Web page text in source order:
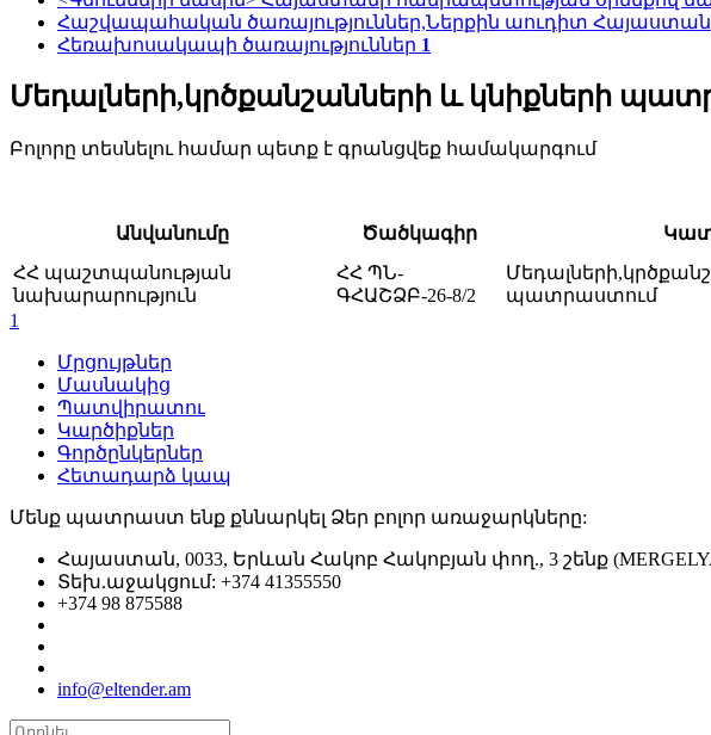
Հաշվապահական ծառայություններ,Ներքին աուդիտ
Հեռախոսակապի ծառայություններ 1
Մեդալների,կրծքանշանների և կնիքների
Բոլորը տեսնելու համար պետք է գրանցվեք համակարգում
Անվանումը Ծածկագիր
ՀՀ պաշտպանության
նախարարություն
ՀՀ ՊՆ-
ԳՀԱՇՁԲ-26-8/2
պատրաստում
1
Մրցույթներ
Մասնակից
Պատվիրատու
Կարծիքներ
Գործընկերներ
Հետադարձ կապ
Մենք պատրաստ ենք քննարկել Ձեր բոլոր առաջարկները:
Հայաստան, 0033, Երևան Հակոբ Հակոբյան փող., 3 շենք
Տեխ.աջակցում: +374 41355550
+374 98 875588
info@eltender.am